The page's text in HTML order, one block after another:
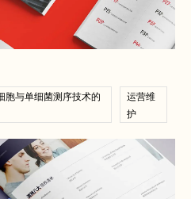
查看案例
案例
胞与单细菌测序技术的
运营维
护